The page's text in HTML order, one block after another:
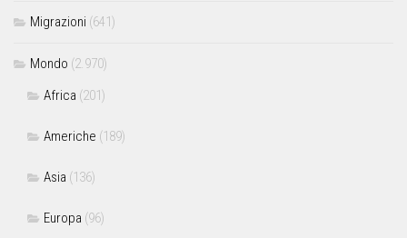
Migrazioni (641)
Mondo (2.970)
Africa (201)
Americhe (189)
Asia (136)
Europa (96)